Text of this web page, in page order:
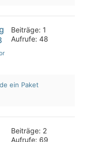
Beiträge: 1
Aufrufe: 48
ein Paket
Beiträge: 2
Aufrufe: 69